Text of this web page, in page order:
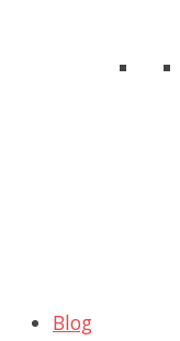
Blog